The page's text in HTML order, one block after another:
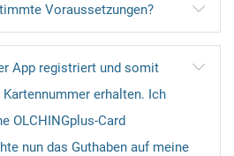
Voraussetzungen?
App registriert und somit
erhalten. Ich
OLCHINGplus-Card
nun das Guthaben auf meine